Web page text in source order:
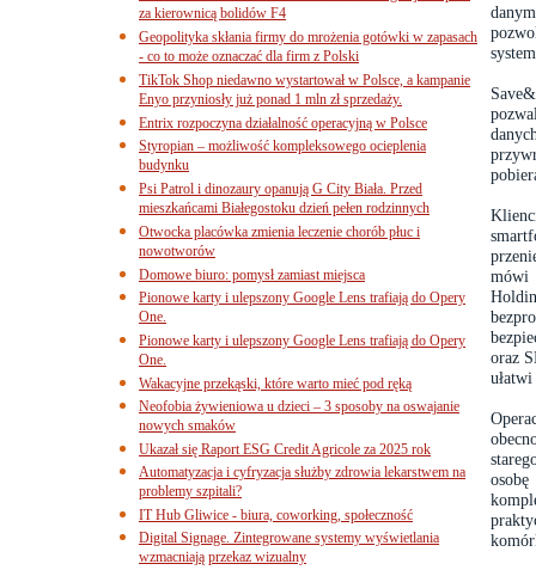
mówi
oraz
za kierownicą bolidów F4
Geopolityka skłania firmy do mrożenia gotówki w zapasach
- co to może oznaczać dla firm z Polski
TikTok Shop niedawno wystartował w Polsce, a kampanie
Enyo przyniosły już ponad 1 mln zł sprzedaży.
Entrix rozpoczyna działalność operacyjną w Polsce
Styropian – możliwość kompleksowego ocieplenia
budynku
Psi Patrol i dinozaury opanują G City Biała. Przed
mieszkańcami Białegostoku dzień pełen rodzinnych
Otwocka placówka zmienia leczenie chorób płuc i
nowotworów
Domowe biuro: pomysł zamiast miejsca
Pionowe karty i ulepszony Google Lens trafiają do Opery
One.
Pionowe karty i ulepszony Google Lens trafiają do Opery
One.
Wakacyjne przekąski, które warto mieć pod ręką
Neofobia żywieniowa u dzieci – 3 sposoby na oswajanie
nowych smaków
Ukazał się Raport ESG Credit Agricole za 2025 rok
Automatyzacja i cyfryzacja służby zdrowia lekarstwem na
problemy szpitali?
IT Hub Gliwice - biura, coworking, społeczność
Digital Signage. Zintegrowane systemy wyświetlania
wzmacniają przekaz wizualny